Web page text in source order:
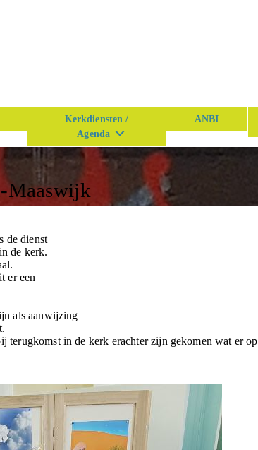
Kerkdiensten /
Agenda
ANBI
Maaswijk
de dienst
de kerk.
er een
als aanwijzing
terugkomst in de kerk erachter zijn gekomen wat er op